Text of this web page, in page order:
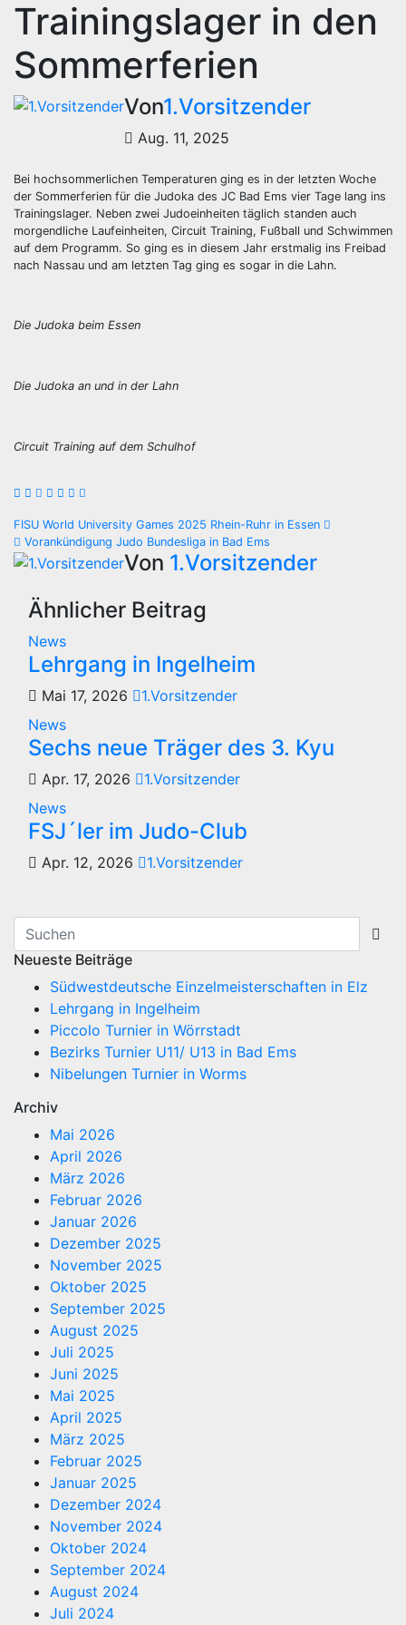
Trainingslager in den
Sommerferien
Von1.Vorsitzender
Aug. 11, 2025
Bei hochsommerlichen Temperaturen ging es in der letzten Woche
der Sommerferien für die Judoka des JC Bad Ems vier Tage lang ins
Trainingslager. Neben zwei Judoeinheiten täglich standen auch
morgendliche Laufeinheiten, Circuit Training, Fußball und Schwimmen
auf dem Programm. So ging es in diesem Jahr erstmalig ins Freibad
nach Nassau und am letzten Tag ging es sogar in die Lahn.
Die Judoka beim Essen
Die Judoka an und in der Lahn
Circuit Training auf dem Schulhof
Beitragsnavigation
FISU World University Games 2025 Rhein-Ruhr in Essen
Vorankündigung Judo Bundesliga in Bad Ems
Von 1.Vorsitzender
Ähnlicher Beitrag
News
Lehrgang in Ingelheim
Mai 17, 2026
1.Vorsitzender
News
Sechs neue Träger des 3. Kyu
Apr. 17, 2026
1.Vorsitzender
News
FSJ´ler im Judo-Club
Apr. 12, 2026 1.Vorsitzender
Neueste Beiträge
Südwestdeutsche Einzelmeisterschaften in Elz
Lehrgang in Ingelheim
Piccolo Turnier in Wörrstadt
Bezirks Turnier U11/ U13 in Bad Ems
Nibelungen Turnier in Worms
Archiv
Mai 2026
April 2026
März 2026
Februar 2026
Januar 2026
Dezember 2025
November 2025
Oktober 2025
September 2025
August 2025
Juli 2025
Juni 2025
Mai 2025
April 2025
März 2025
Februar 2025
Januar 2025
Dezember 2024
November 2024
Oktober 2024
September 2024
August 2024
Juli 2024